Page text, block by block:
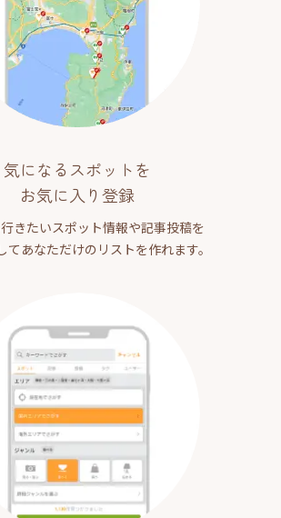
気になるスポットを
お気に入り登録
きたいスポット情報や記事投稿を
てあなただけのリストを作れます。